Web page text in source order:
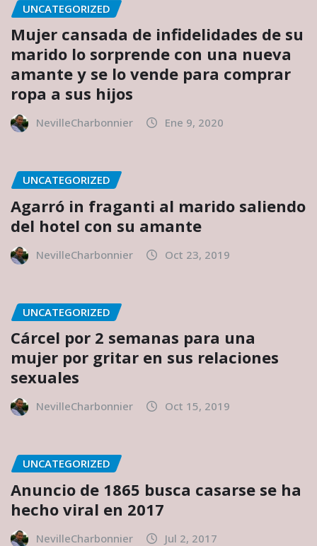
UNCATEGORIZED
Mujer cansada de infidelidades de su
marido lo sorprende con una nueva
amante y se lo vende para comprar
ropa a sus hijos
NevilleCharbonnier Ene 9, 2020
UNCATEGORIZED
Agarró in fraganti al marido saliendo
del hotel con su amante
NevilleCharbonnier Oct 23, 2019
UNCATEGORIZED
Cárcel por 2 semanas para una
mujer por gritar en sus relaciones
sexuales
NevilleCharbonnier Oct 15, 2019
UNCATEGORIZED
Anuncio de 1865 busca casarse se ha
hecho viral en 2017
NevilleCharbonnier Jul 2, 2017